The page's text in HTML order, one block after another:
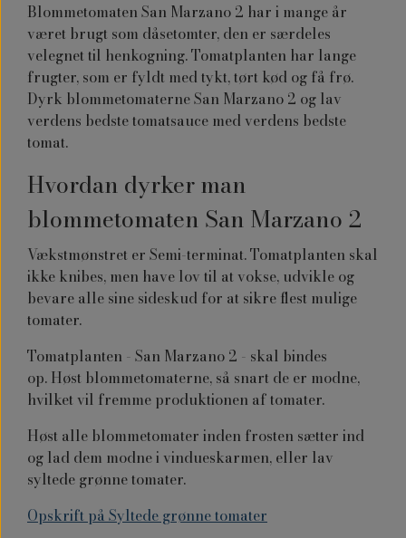
Blommetomaten San Marzano 2 har i mange år
været brugt som dåsetomter, den er særdeles
velegnet til henkogning. Tomatplanten har lange
frugter, som er fyldt med tykt, tørt kød og få frø.
Dyrk blommetomaterne San Marzano 2 og lav
verdens bedste tomatsauce med verdens bedste
tomat.
Hvordan dyrker man
blommetomaten San Marzano 2
Vækstmønstret er Semi-terminat. Tomatplanten skal
ikke knibes, men have lov til at vokse, udvikle og
bevare alle sine sideskud for at sikre flest mulige
tomater.
Tomatplanten - San Marzano 2 - skal bindes
op. Høst blommetomaterne, så snart de er modne,
hvilket vil fremme produktionen af tomater.
Høst alle blommetomater inden frosten sætter ind
og lad dem modne i vindueskarmen, eller lav
syltede grønne tomater.
Opskrift på Syltede grønne tomater